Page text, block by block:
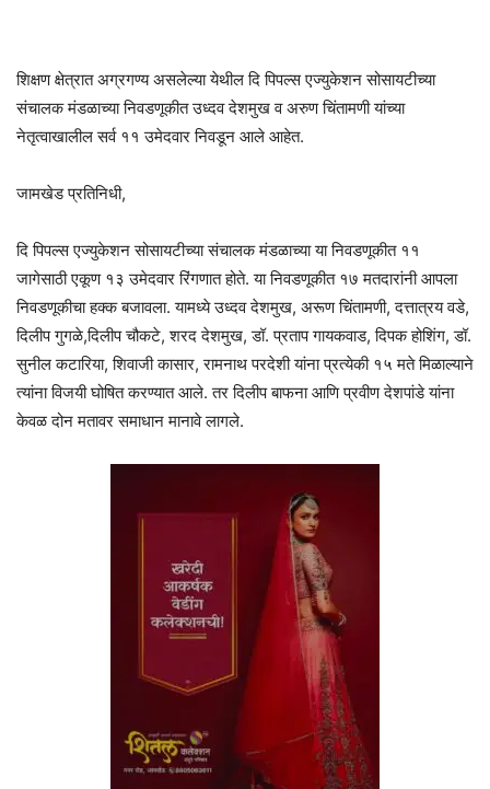
शिक्षण क्षेत्रात अग्रगण्य असलेल्या येथील दि पिपल्स एज्युकेशन सोसायटीच्या
संचालक मंडळाच्या निवडणूकीत उध्दव देशमुख व अरुण चिंतामणी यांच्या
नेतृत्वाखालील सर्व ११ उमेदवार निवडून आले आहेत.
जामखेड प्रतिनिधी,
दि पिपल्स एज्युकेशन सोसायटीच्या संचालक मंडळाच्या या निवडणूकीत ११
जागेसाठी एकूण १३ उमेदवार रिंगणात होते. या निवडणूकीत १७ मतदारांनी आपला
निवडणूकीचा हक्क बजावला. यामध्ये उध्दव देशमुख, अरूण चिंतामणी, दत्तात्रय वडे,
दिलीप गुगळे,दिलीप चौकटे, शरद देशमुख, डॉ. प्रताप गायकवाड, दिपक होशिंग, डॉ.
सुनील कटारिया, शिवाजी कासार, रामनाथ परदेशी यांना प्रत्येकी १५ मते मिळाल्याने
त्यांना विजयी घोषित करण्यात आले. तर दिलीप बाफना आणि प्रवीण देशपांडे यांना
केवळ दोन मतावर समाधान मानावे लागले.